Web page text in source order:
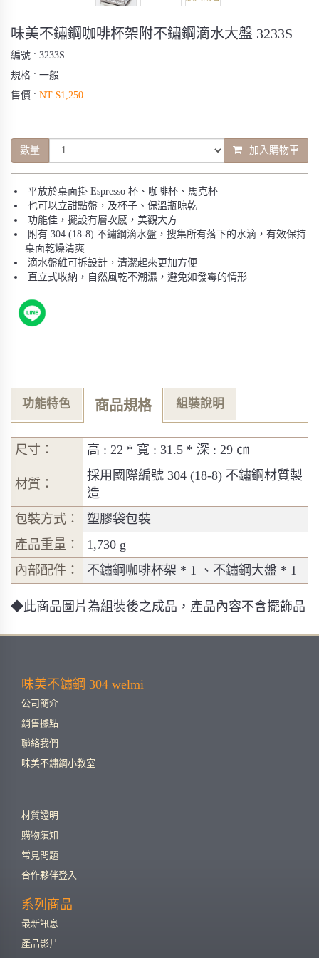
味美不鏽鋼咖啡杯架附不鏽鋼滴水大盤 3233S
編號 : 3233S
規格 : 一般
售價 : NT $1,250
數量 加入購物車
平放於桌面掛 Espresso 杯、咖啡杯、馬克杯
也可以立甜點盤，及杯子、保溫瓶晾乾
功能佳，擺設有層次感，美觀大方
附有 304 (18-8) 不鏽鋼滴水盤，搜集所有落下的水滴，有效保持
桌面乾燥清爽
滴水盤維可拆設計，清潔起來更加方便
直立式收納，自然風乾不潮濕，避免如發霉的情形
功能特色 商品規格 組裝說明
尺寸： 高 : 22 * 寬 : 31.5 * 深 : 29 ㎝
材質：
採用國際編號 304 (18-8) 不鏽鋼材質製
造
包裝方式：
塑膠袋包裝
產品重量：
1,730 g
內部配件：
不鏽鋼咖啡杯架 * 1 、不鏽鋼大盤 * 1
◆此商品圖片為組裝後之成品，產品內容不含擺飾品
味美不鏽鋼 304 welmi
公司簡介
銷售據點
聯絡我們
味美不鏽鋼小教室
材質證明
購物須知
常見問題
合作夥伴登入
系列商品
最新訊息
產品影片